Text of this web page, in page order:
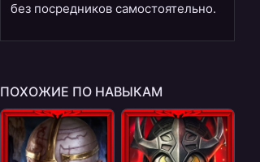
без посредников самостоятельно.
ПОХОЖИЕ ПО НАВЫКАМ